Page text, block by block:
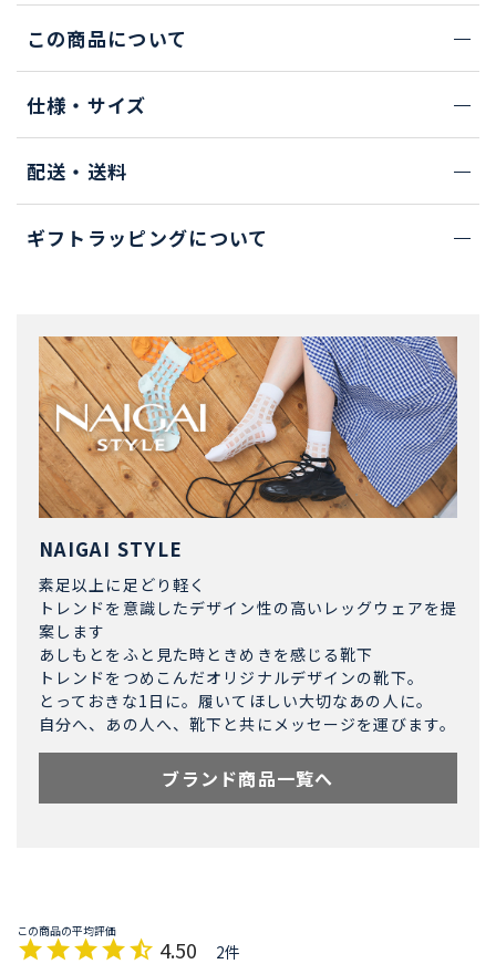
この商品について
仕様・サイズ
配送・送料
ギフトラッピングについて
NAIGAI STYLE
素足以上に足どり軽く
トレンドを意識したデザイン性の高いレッグウェアを提
案します
あしもとをふと見た時ときめきを感じる靴下
トレンドをつめこんだオリジナルデザインの靴下。
とっておきな1日に。履いてほしい大切なあの人に。
自分へ、あの人へ、靴下と共にメッセージを運びます。
ブランド商品一覧へ
4.50 2